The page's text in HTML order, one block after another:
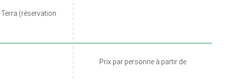
(réservation
Prix par personne à partir de